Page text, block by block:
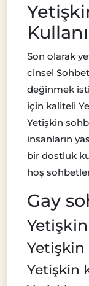
Son olarak
cinsel
değinmek
için kaliteli
Yetişkin
insanların
bir dostluk
hoş
Gay
Yetişkin
Yetişkin